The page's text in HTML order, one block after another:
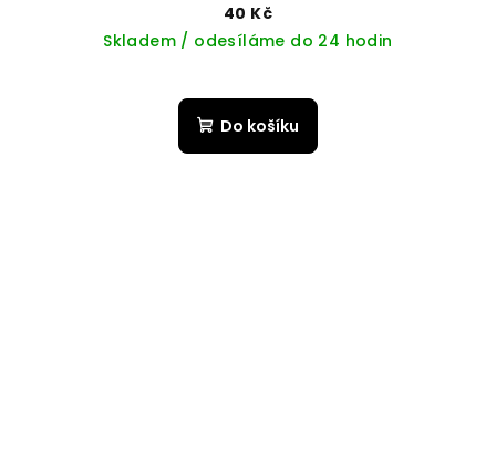
40 Kč
Skladem / odesíláme do 24 hodin
Do košíku